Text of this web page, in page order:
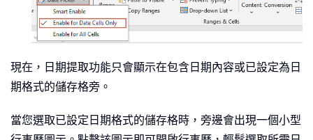
現在，日期提取功能只會顯示在包含日期內容或已設定為日
期格式的儲存格旁。
當您選取已設定日期格式的儲存格時，旁邊會出現一個小型